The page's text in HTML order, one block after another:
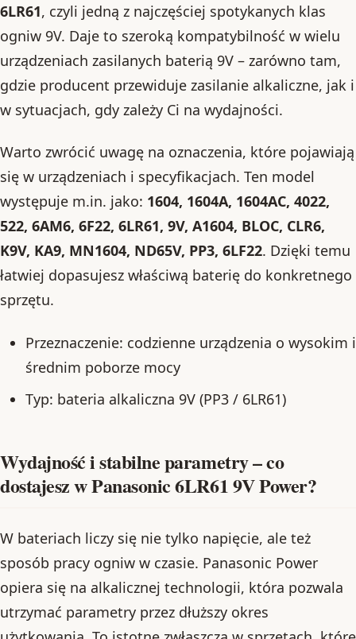
6LR61, czyli jedną z najczęściej spotykanych klas
ogniw 9V. Daje to szeroką kompatybilność w wielu
urządzeniach zasilanych baterią 9V – zarówno tam,
gdzie producent przewiduje zasilanie alkaliczne, jak i
w sytuacjach, gdy zależy Ci na wydajności.
Warto zwrócić uwagę na oznaczenia, które pojawiają
się w urządzeniach i specyfikacjach. Ten model
występuje m.in. jako: 1604, 1604A, 1604AC, 4022,
522, 6AM6, 6F22, 6LR61, 9V, A1604, BLOC, CLR6,
K9V, KA9, MN1604, ND65V, PP3, 6LF22. Dzięki temu
łatwiej dopasujesz właściwą baterię do konkretnego
sprzętu.
Przeznaczenie: codzienne urządzenia o wysokim i
średnim poborze mocy
Typ: bateria alkaliczna 9V (PP3 / 6LR61)
Wydajność i stabilne parametry – co
dostajesz w Panasonic 6LR61 9V Power?
W bateriach liczy się nie tylko napięcie, ale też
sposób pracy ogniw w czasie. Panasonic Power
opiera się na alkalicznej technologii, która pozwala
utrzymać parametry przez dłuższy okres